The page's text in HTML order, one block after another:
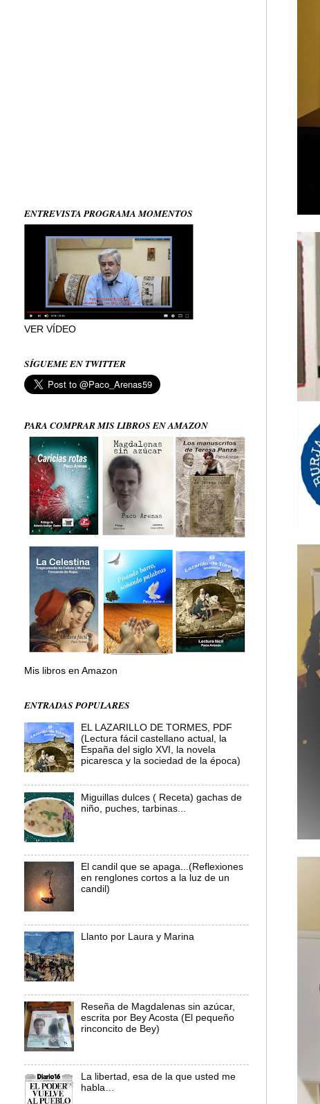
ENTREVISTA PROGRAMA MOMENTOS
VER VÍDEO
SÍGUEME EN TWITTER
PARA COMPRAR MIS LIBROS EN AMAZON
Mis libros en Amazon
ENTRADAS POPULARES
EL LAZARILLO DE TORMES, PDF
(Lectura fácil castellano actual, la
España del siglo XVI, la novela
picaresca y la sociedad de la época)
Miguillas dulces ( Receta) gachas de
niño, puches, tarbinas...
El candil que se apaga...(Reflexiones
en renglones cortos a la luz de un
candil)
Llanto por Laura y Marina
Reseña de Magdalenas sin azúcar,
escrita por Bey Acosta (El pequeño
rinconcito de Bey)
La libertad, esa de la que usted me
habla…